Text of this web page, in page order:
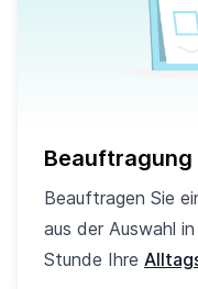
Beauftragung
Beauftragen Sie
aus der Auswahl
Stunde Ihre